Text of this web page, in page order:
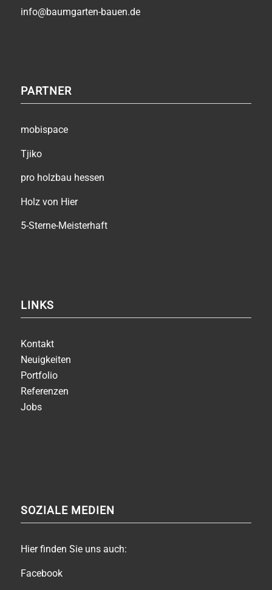
info@baumgarten-bauen.de
PARTNER
mobispace
Tjiko
pro holzbau hessen
Holz von Hier
5-Sterne-Meisterhaft
LINKS
Kontakt
Neuigkeiten
Portfolio
Referenzen
Jobs
SOZIALE MEDIEN
Hier finden Sie uns auch:
Facebook